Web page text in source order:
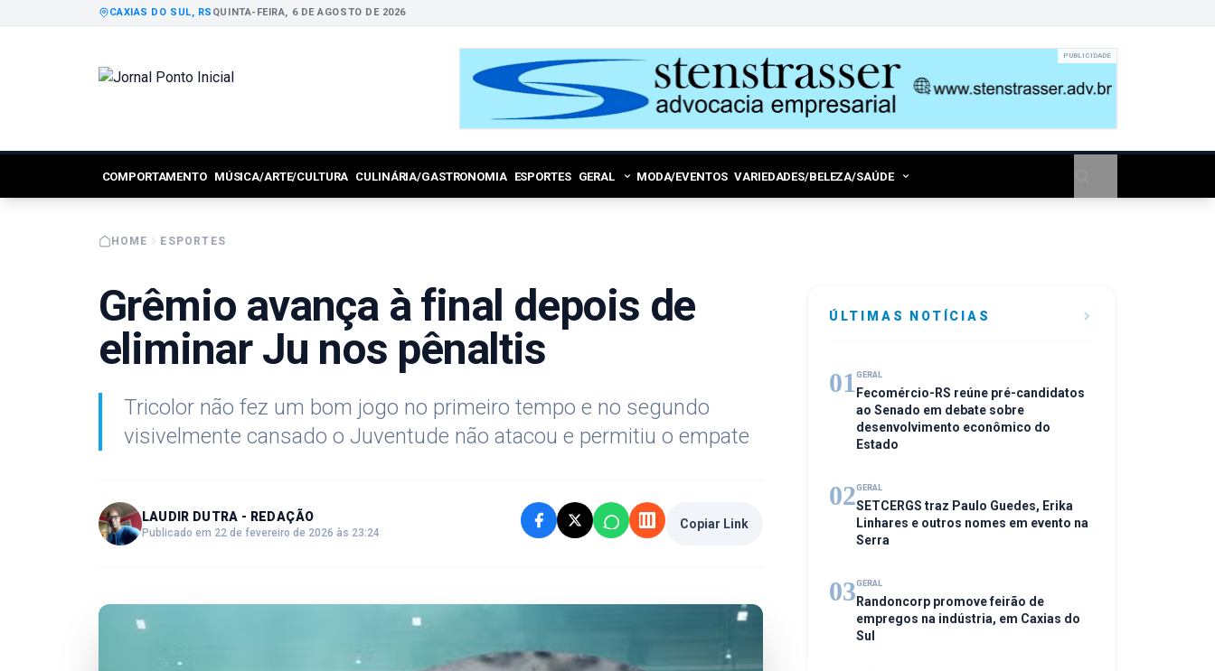
CAXIAS DO SUL, RS QUINTA-FEIRA, 6 DE AGOSTO DE 2026
PUBLICIDADE
COMPORTAMENTO MÚSICA/ARTE/CULTURA CULINÁRIA/GASTRONOMIA ESPORTES GERAL MODA/EVENTOS VARIEDADES/BELEZA/SAÚDE
HOME ESPORTES
Grêmio avança à final depois de
eliminar Ju nos pênaltis
Tricolor não fez um bom jogo no primeiro tempo e no segundo
visivelmente cansado o Juventude não atacou e permitiu o empate
LAUDIR DUTRA - REDAÇÃO
Publicado em 22 de fevereiro de 2026 às 23:24
Copiar Link
ÚLTIMAS NOTÍCIAS
01 GERAL
Fecomércio-RS reúne pré-candidatos
ao Senado em debate sobre
desenvolvimento econômico do
Estado
02GERAL
SETCERGS traz Paulo Guedes, Erika
Linhares e outros nomes em evento na
Serra
03GERAL
Randoncorp promove feirão de
empregos na indústria, em Caxias do
Sul